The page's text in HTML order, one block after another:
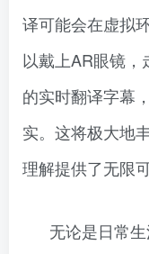
译可能会在虚拟
以戴上AR眼镜，
的实时翻译字幕
实。这将极大地
理解提供了无限可
无论是日常